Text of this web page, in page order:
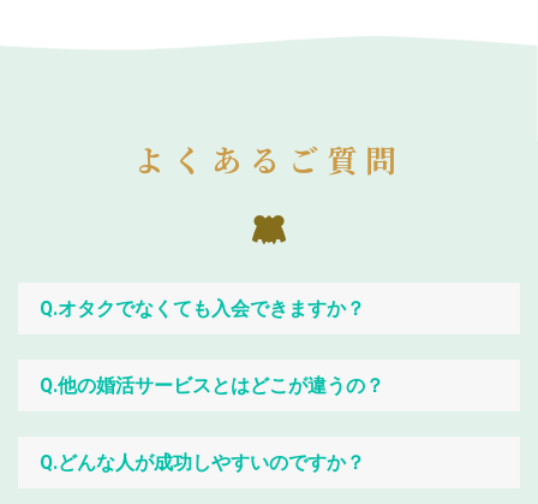
よくあるご質問
Q.オタクでなくても入会できますか？
Q.他の婚活サービスとはどこが違うの？
Q.どんな人が成功しやすいのですか？